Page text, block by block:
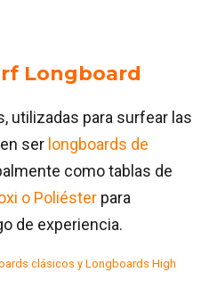
Longboard
utilizadas para surfear las
ser longboards de
como tablas de
o Poliéster para
de experiencia.
clásicos y Longboards High